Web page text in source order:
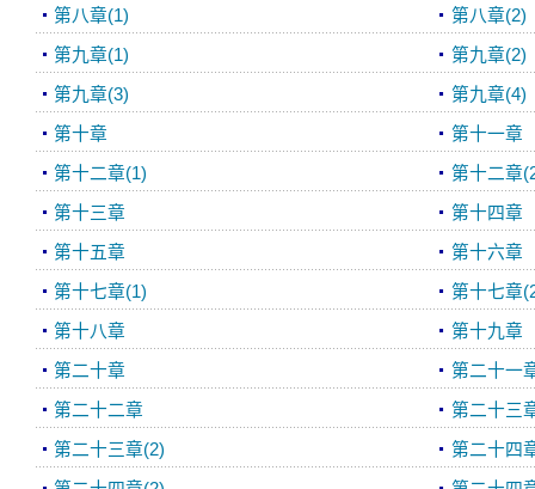
第八章(1) 第八章(2)
第九章(1) 第九章(2)
第九章(3) 第九章(4)
第十章 第十一章
第十二章(1) 第十二章
第十三章 第十四章
第十五章 第十六章
第十七章(1) 第十七章
第十八章 第十九章
第二十章 第二十一
第二十二章 第二十三
第二十三章(2) 第二十四